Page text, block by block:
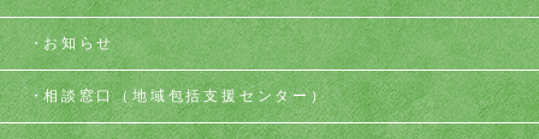
お知らせ
相談窓口（地域包括支援センター）